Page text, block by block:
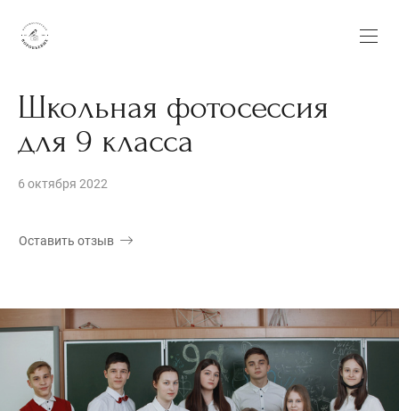
Школьная фотосессия
для 9 класса
6 октября 2022
Оставить отзыв